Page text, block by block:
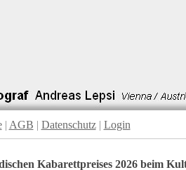
| AGB | Datenschutz| Login
Kabarettpreises 2026 beim